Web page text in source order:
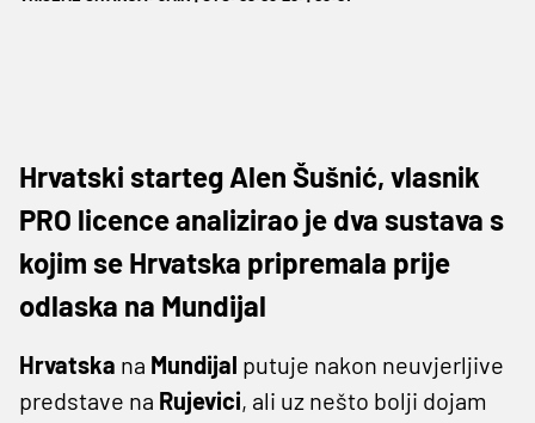
Hrvatski starteg Alen Šušnić, vlasnik
PRO licence analizirao je dva sustava s
kojim se Hrvatska pripremala prije
odlaska na Mundijal
Hrvatska na Mundijal putuje nakon neuvjerljive
predstave na Rujevici, ali uz nešto bolji dojam